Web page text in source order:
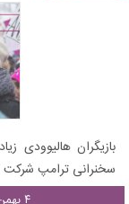
بازیگران هالیوودی
سخنرانی ترامپ شرکت